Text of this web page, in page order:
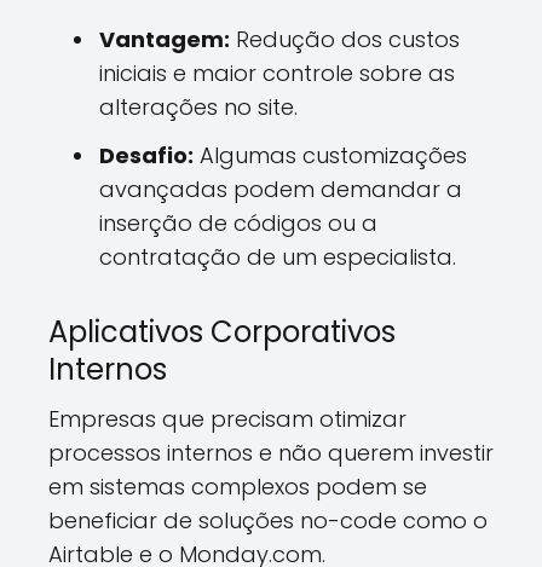
Vantagem: Redução dos custos
iniciais e maior controle sobre as
alterações no site.
Desafio: Algumas customizações
avançadas podem demandar a
inserção de códigos ou a
contratação de um especialista.
Aplicativos Corporativos
Internos
Empresas que precisam otimizar
processos internos e não querem investir
em sistemas complexos podem se
beneficiar de soluções no-code como o
Airtable e o Monday.com.